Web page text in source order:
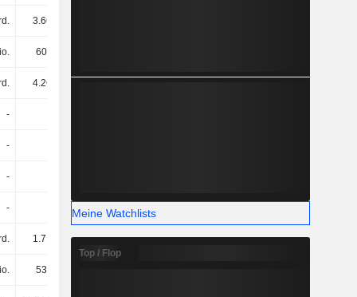
3.66 Mrd.
601 Mio.
4.26 Mrd.
-
-
-
- -
1.71 Mrd. 1.62 Mrd. 1.93 Mrd.
532 Mio.
Meine Watchlists
Top / Flop